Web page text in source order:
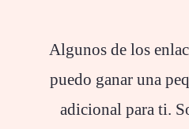
Algunos de los
puedo ganar una
adicional para ti.